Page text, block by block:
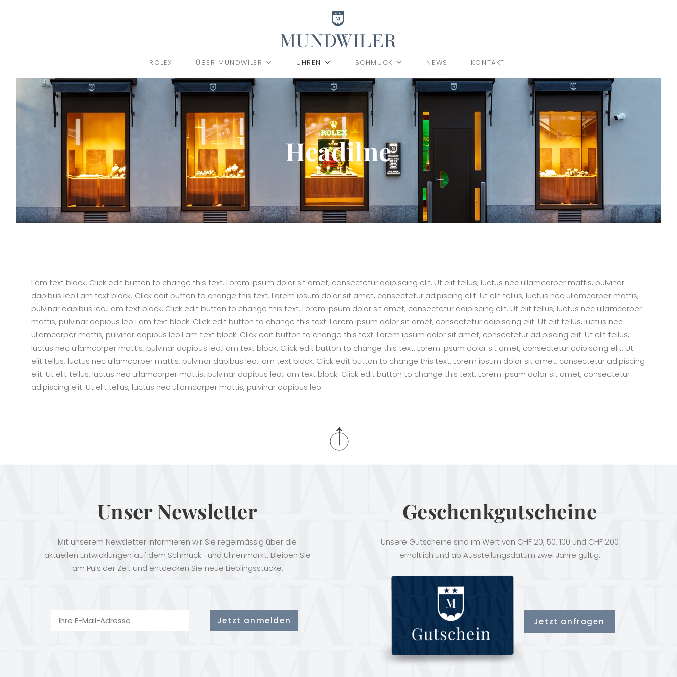
ROLEX ÜBER MUNDWILER UHREN SCHMUCK NEWS KONTAKT
Headilne
I am text block. Click edit button to change this text. Lorem ipsum dolor sit amet, consectetur adipiscing elit. Ut elit tellus, luctus nec ullamcorper mattis, pulvinar
dapibus leo.I am text block. Click edit button to change this text. Lorem ipsum dolor sit amet, consectetur adipiscing elit. Ut elit tellus, luctus nec ullamcorper mattis,
pulvinar dapibus leo.I am text block. Click edit button to change this text. Lorem ipsum dolor sit amet, consectetur adipiscing elit. Ut elit tellus, luctus nec ullamcorper
mattis, pulvinar dapibus leo.I am text block. Click edit button to change this text. Lorem ipsum dolor sit amet, consectetur adipiscing elit. Ut elit tellus, luctus nec
ullamcorper mattis, pulvinar dapibus leo.I am text block. Click edit button to change this text. Lorem ipsum dolor sit amet, consectetur adipiscing elit. Ut elit tellus,
luctus nec ullamcorper mattis, pulvinar dapibus leo.I am text block. Click edit button to change this text. Lorem ipsum dolor sit amet, consectetur adipiscing elit. Ut
elit tellus, luctus nec ullamcorper mattis, pulvinar dapibus leo.I am text block. Click edit button to change this text. Lorem ipsum dolor sit amet, consectetur adipiscing
elit. Ut elit tellus, luctus nec ullamcorper mattis, pulvinar dapibus leo.I am text block. Click edit button to change this text. Lorem ipsum dolor sit amet, consectetur
adipiscing elit. Ut elit tellus, luctus nec ullamcorper mattis, pulvinar dapibus leo.
Unser Newsletter
Mit unserem Newsletter informieren wir Sie regelmässig über die
aktuellen Entwicklungen auf dem Schmuck- und Uhrenmarkt. Bleiben Sie
am Puls der Zeit und entdecken Sie neue Lieblingsstücke.
Geschenkgutscheine
Unsere Gutscheine sind im Wert von CHF 20, 50, 100 und CHF 200
erhältlich und ab Ausstellungsdatum zwei Jahre gültig.
Jetzt anfragen